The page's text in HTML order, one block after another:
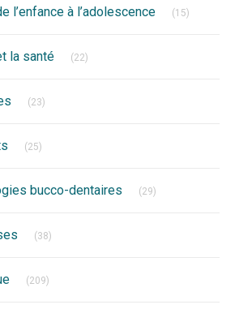
l’enfance à l’adolescence (15)
la santé (22)
(23)
(25)
bucco-dentaires (29)
(38)
(209)